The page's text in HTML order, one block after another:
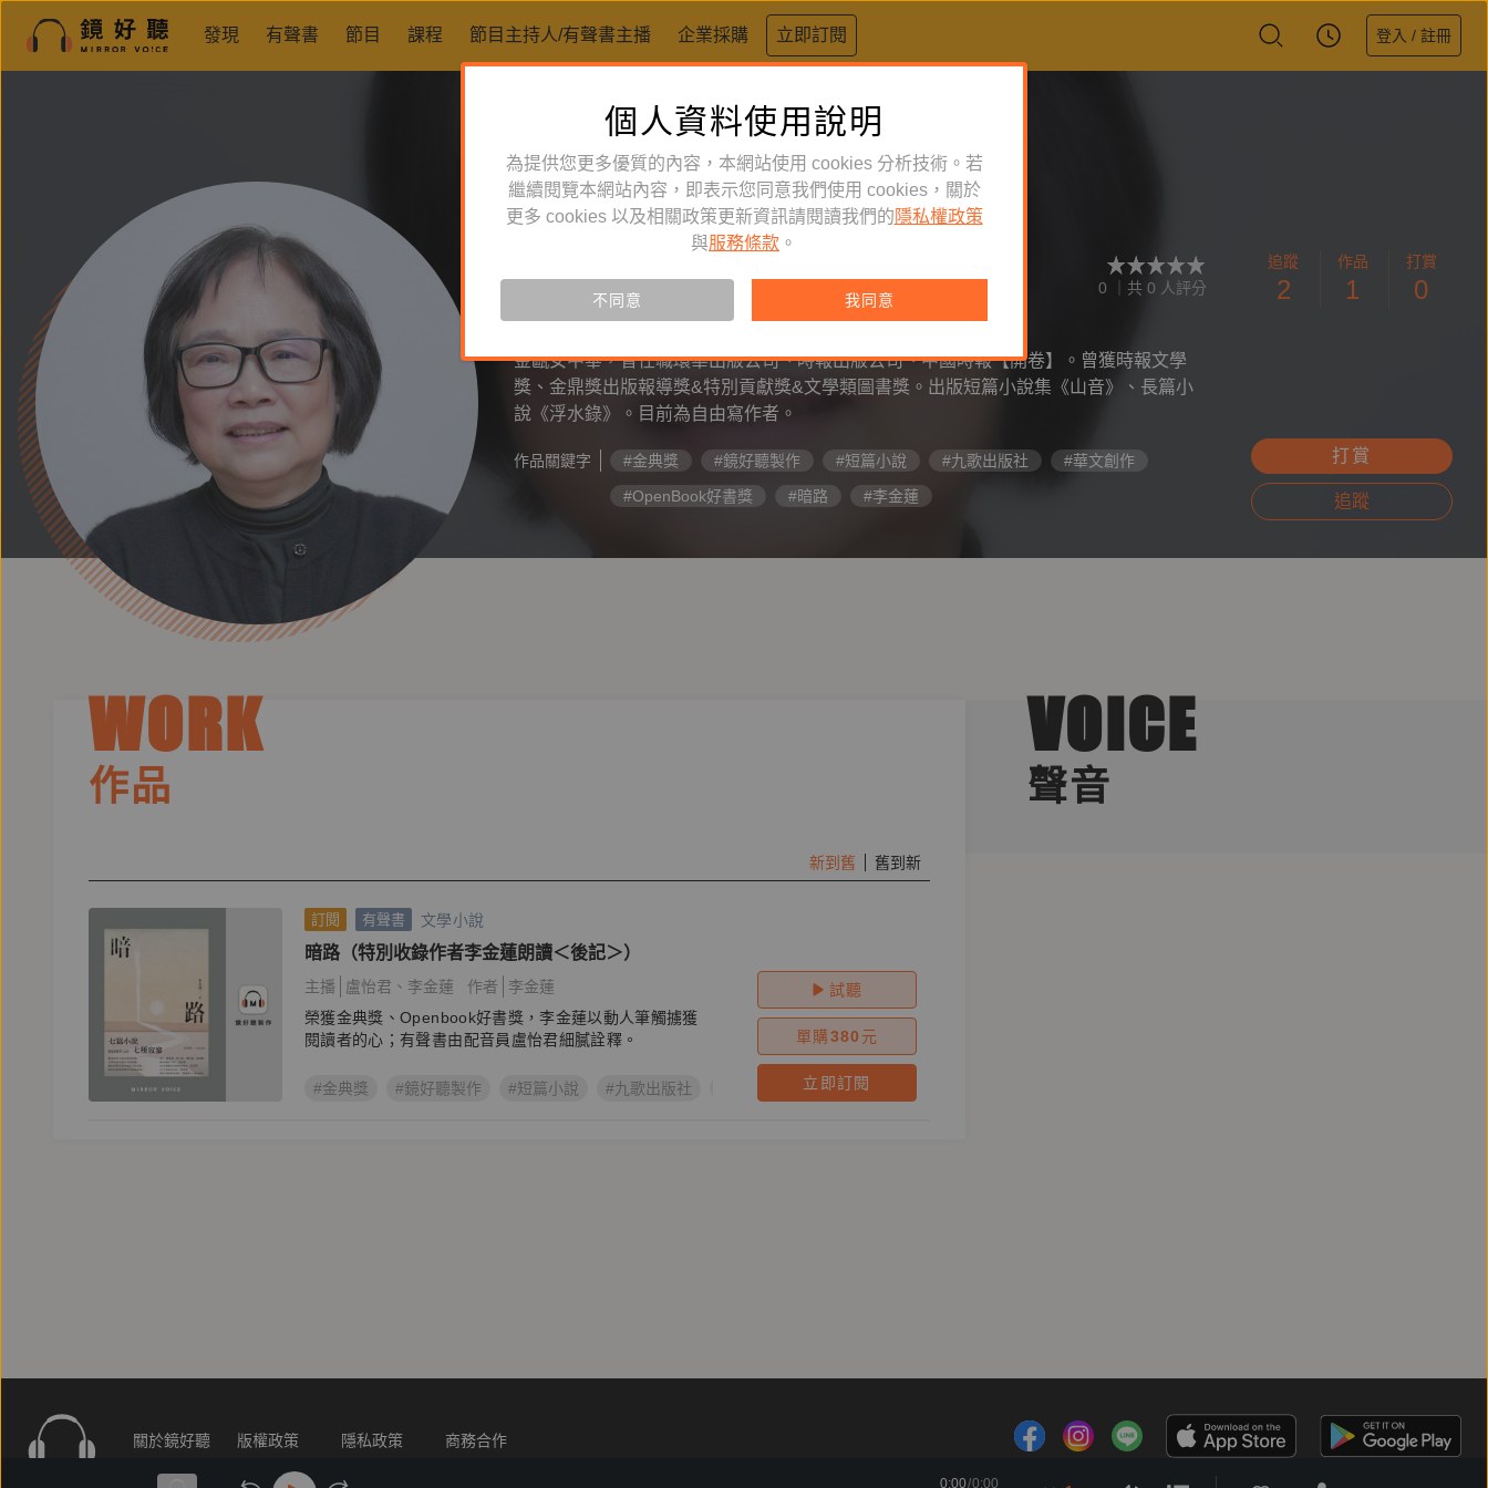
發現 有聲書 節目 課程 節目主持人/有聲書主播 企業採購 立即訂閱 登入 / 註冊
0 ｜共 0 人評分
李金蓮
金甌女中畢，曾任職環華出版公司、時報出版公司、中國時報【開卷】。曾獲時報文學
獎、金鼎獎出版報導獎&特別貢獻獎&文學類圖書獎。出版短篇小說集《山音》、長篇小
說《浮水錄》。目前為自由寫作者。
作品關鍵字 #金典獎 #鏡好聽製作 #短篇小說 #九歌出版社
#華文創作
#OpenBook好書獎
#暗路 #李金蓮
追蹤
2
作品
1
打賞
0
打賞
追蹤
WORK
作品
新到舊 舊到新
訂閱 有聲書 文學小說
暗路（特別收錄作者李金蓮朗讀＜後記＞）
主播 盧怡君 李金蓮 作者
李金蓮
榮獲金典獎、Openbook好書獎，李金蓮以動人筆觸擄獲
閱讀者的心；有聲書由配音員盧怡君細膩詮釋。
#金典獎 #鏡好聽製作 #短篇小說 #九歌出版社 #OpenBook好書獎
試聽
單購380 元
立即訂閱
VOICE
聲音
關於鏡好聽 版權政策 隱私政策 商務合作
客服時間：週一 ～ 週五10:00 - 18:00（國定假日除外）
0:00/0:00
個人資料使用說明
為提供您更多優質的內容，本網站使用 cookies 分析技術。若
繼續閱覽本網站內容，即表示您同意我們使用 cookies，關於
更多 cookies 以及相關政策更新資訊請閱讀我們的 隱私權政策
與服務條款 。
不同意 我同意